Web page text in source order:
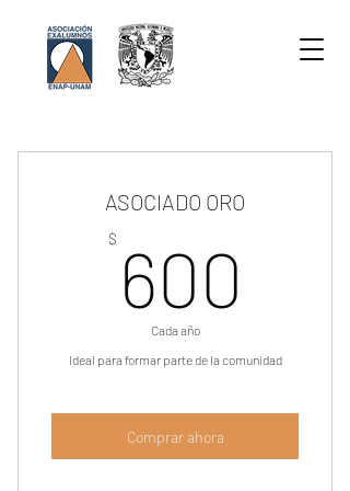
ASOCIADO ORO
$ 600
Cada año
Ideal para formar parte de la comunidad
Comprar ahora